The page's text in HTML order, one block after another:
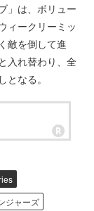
」は、ボリュー
ィークリーミッ
敵を倒して進
入れ替わり、全
なる。
ジャーズ